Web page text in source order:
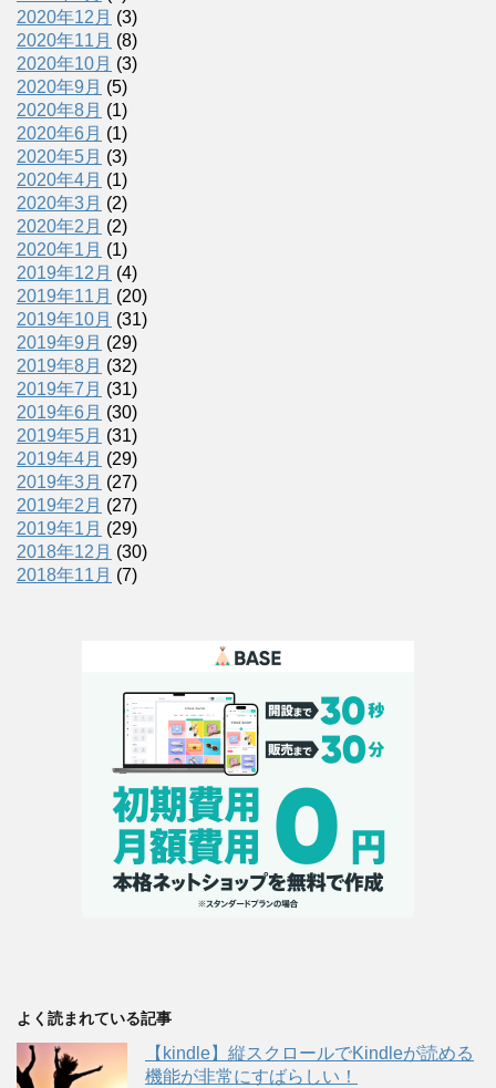
2020年12月 (3)
2020年11月 (8)
2020年10月 (3)
2020年9月 (5)
2020年8月 (1)
2020年6月 (1)
2020年5月 (3)
2020年4月 (1)
2020年3月 (2)
2020年2月 (2)
2020年1月 (1)
2019年12月 (4)
2019年11月 (20)
2019年10月 (31)
2019年9月 (29)
2019年8月 (32)
2019年7月 (31)
2019年6月 (30)
2019年5月 (31)
2019年4月 (29)
2019年3月 (27)
2019年2月 (27)
2019年1月 (29)
2018年12月 (30)
2018年11月 (7)
よく読まれている記事
【kindle】縦スクロールでKindleが読める
機能が非常にすばらしい！